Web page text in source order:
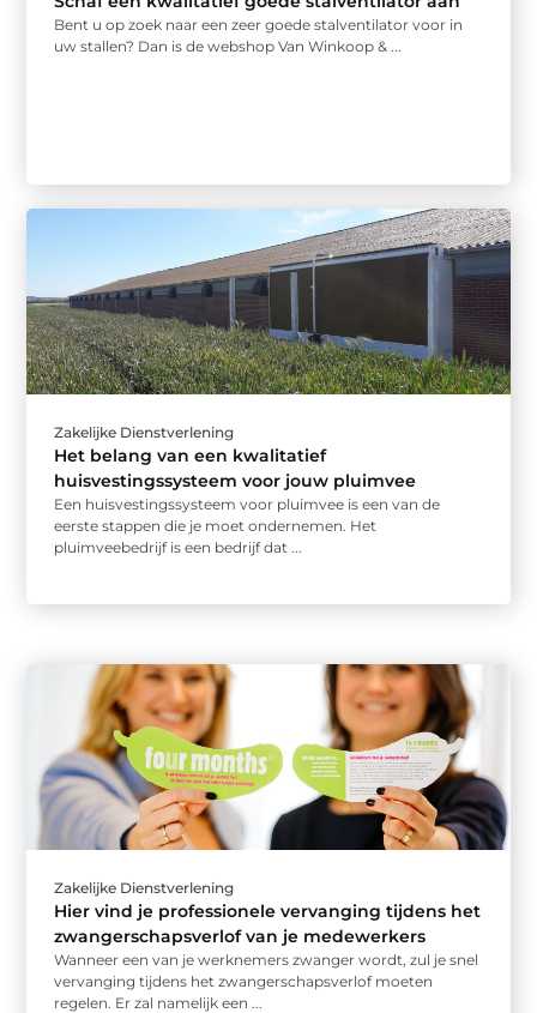
Bent u op zoek naar een zeer goede stalventilator voor in
uw stallen? Dan is de webshop Van Winkoop & ...
Zakelijke Dienstverlening
Het belang van een kwalitatief
huisvestingssysteem voor jouw pluimvee
Een huisvestingssysteem voor pluimvee is een van de
eerste stappen die je moet ondernemen. Het
pluimveebedrijf is een bedrijf dat ...
Zakelijke Dienstverlening
Hier vind je professionele vervanging tijdens het
zwangerschapsverlof van je medewerkers
Wanneer een van je werknemers zwanger wordt, zul je snel
vervanging tijdens het zwangerschapsverlof moeten
regelen. Er zal namelijk een ...